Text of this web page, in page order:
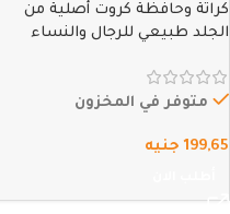
كراتة وحافظة كروت أصلية من
الجلد طبيعي للرجال والنساء
الداخل محفظة كروت حجم صغير
محافظ نحيفة من فوكس كاجوال
متوفر في المخزون
199,65 جنيه